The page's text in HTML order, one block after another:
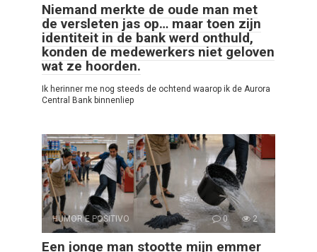
Niemand merkte de oude man met
de versleten jas op… maar toen zijn
identiteit in de bank werd onthuld,
konden de medewerkers niet geloven
wat ze hoorden.
Ik herinner me nog steeds de ochtend waarop ik de Aurora
Central Bank binnenliep
HUMOR E POSITIVO 0 2
Een jonge man stootte mijn emmer